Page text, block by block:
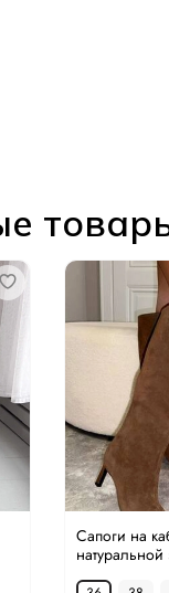
Сапоги на